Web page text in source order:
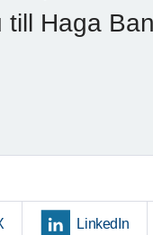
Haga
LinkedIn